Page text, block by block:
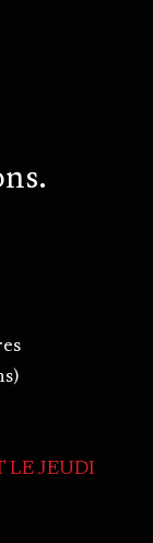
LE JEUDI